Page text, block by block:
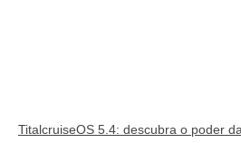
TitalcruiseOS 5.4: descubra o poder